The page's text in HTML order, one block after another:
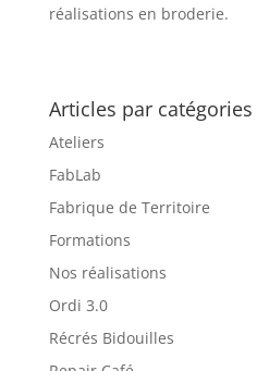
réalisations en broderie.
Articles par catégories
Ateliers
FabLab
Fabrique de Territoire
Formations
Nos réalisations
Ordi 3.0
Récrés Bidouilles